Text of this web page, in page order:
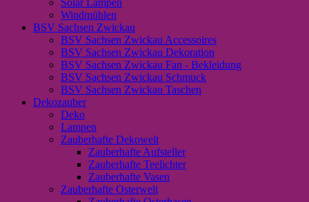
Windmühlen
BSV Sachsen Zwickau
BSV Sachsen Zwickau Accessoires
BSV Sachsen Zwickau Dekoration
BSV Sachsen Zwickau Fan - Bekleidung
BSV Sachsen Zwickau Schmuck
BSV Sachsen Zwickau Taschen
Dekozauber
Deko
Lampen
Zauberhafte Dekowelt
Zauberhafte Aufsteller
Zauberhafte Teelichter
Zauberhafte Vasen
Zauberhafte Osterwelt